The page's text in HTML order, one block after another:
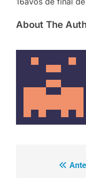
About The